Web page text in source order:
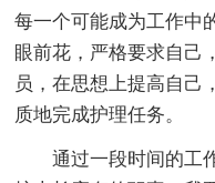
每一个可能成为工作中
眼前花，严格要求自己
员，在思想上提高自己
质地完成护理任务。
通过一段时间的工